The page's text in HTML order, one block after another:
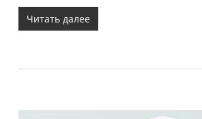
Читать далее